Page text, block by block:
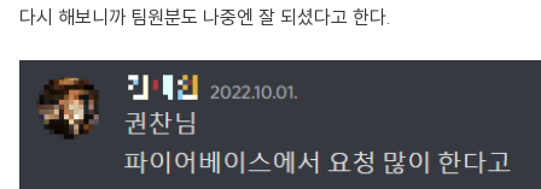
다시 해보니까 팀원분도 나중엔 잘 되셨다고 한다.